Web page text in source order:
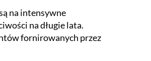
na intensywne
na długie lata.
fornirowanych przez